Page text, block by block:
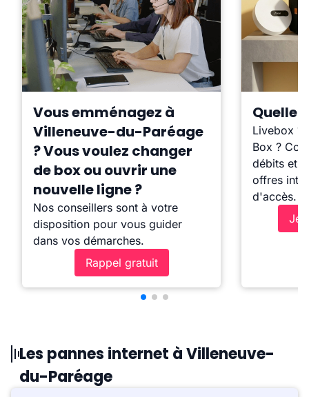
Vous emménagez à
Villeneuve-du-Paréage
? Vous voulez changer
de box ou ouvrir une
nouvelle ligne ?
Nos conseillers sont à votre
disposition pour vous guider
dans vos démarches.
Rappel gratuit
Quelle
Livebox ?
Box ?
débits et
offres
d'accès.
Je
Les pannes internet à Villeneuve-
du-Paréage